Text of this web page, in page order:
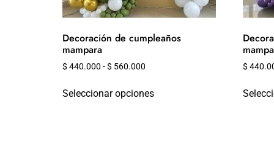
Decoración de cumpleaños
mampara
$ 440.000 -$ 560.000
Seleccionar opciones
$